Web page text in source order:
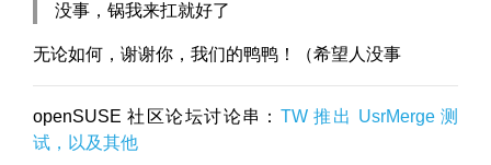
没事，锅我来扛就好了
无论如何，谢谢你，我们的鸭鸭！（希望人没事
openSUSE 社区论坛讨论串： TW 推出 UsrMerge 测
试，以及其他